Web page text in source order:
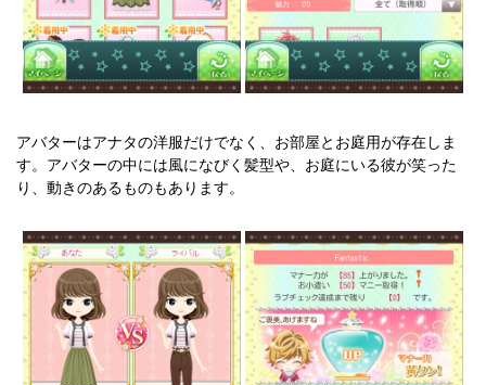
アバターはアナタの洋服だけでなく、お部屋とお庭用が存在しま
す。アバターの中には風になびく髪型や、お庭にいる彼が笑った
り、動きのあるものもあります。